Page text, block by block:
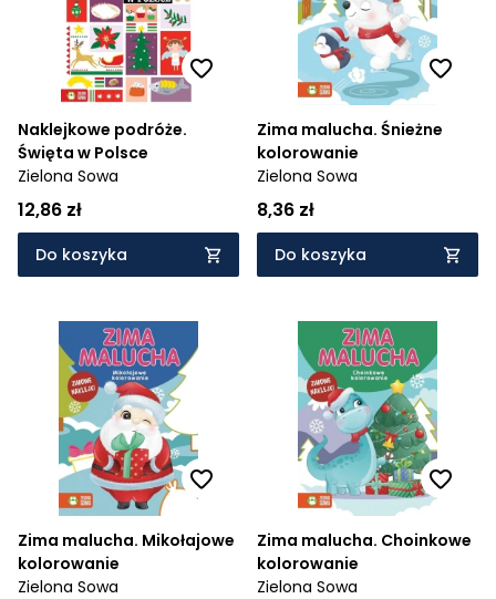
Naklejkowe podróże.
Święta w Polsce
Zielona Sowa
12,86 zł
Do koszyka
Zima malucha. Śnieżne
kolorowanie
Zielona Sowa
8,36 zł
Do koszyka
Zima malucha. Mikołajowe
kolorowanie
Zielona Sowa
Zima malucha. Choinkowe
kolorowanie
Zielona Sowa